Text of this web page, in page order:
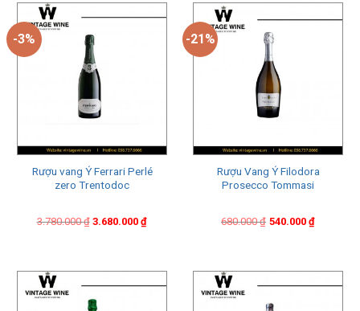
-3%
Rượu vang Ý Ferrari Perlé
zero Trentodoc
3.780.000₫
Original
3.680.000₫
Current
-21%
Rượu Vang Ý Filodora
Prosecco Tommasi
680.000₫
Original
540.000 ₫
Current